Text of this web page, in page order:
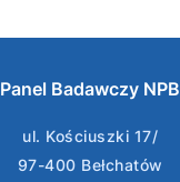
Panel Badawczy NPB
ul. Kościuszki 17/
97-400 Bełchatów